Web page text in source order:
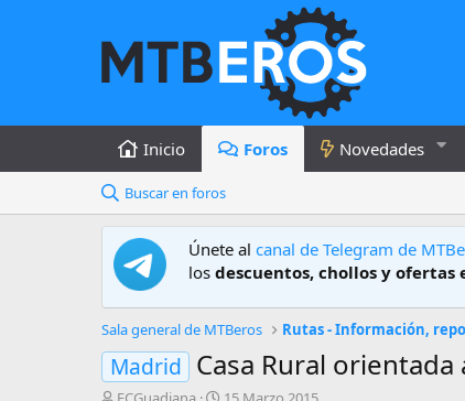
Inicio Foros Novedades
Buscar en foros
Únete al canal de Telegram de
los descuentos, chollos y
Sala general de MTBeros Rutas - Información,
Madrid Casa Rural
A
F